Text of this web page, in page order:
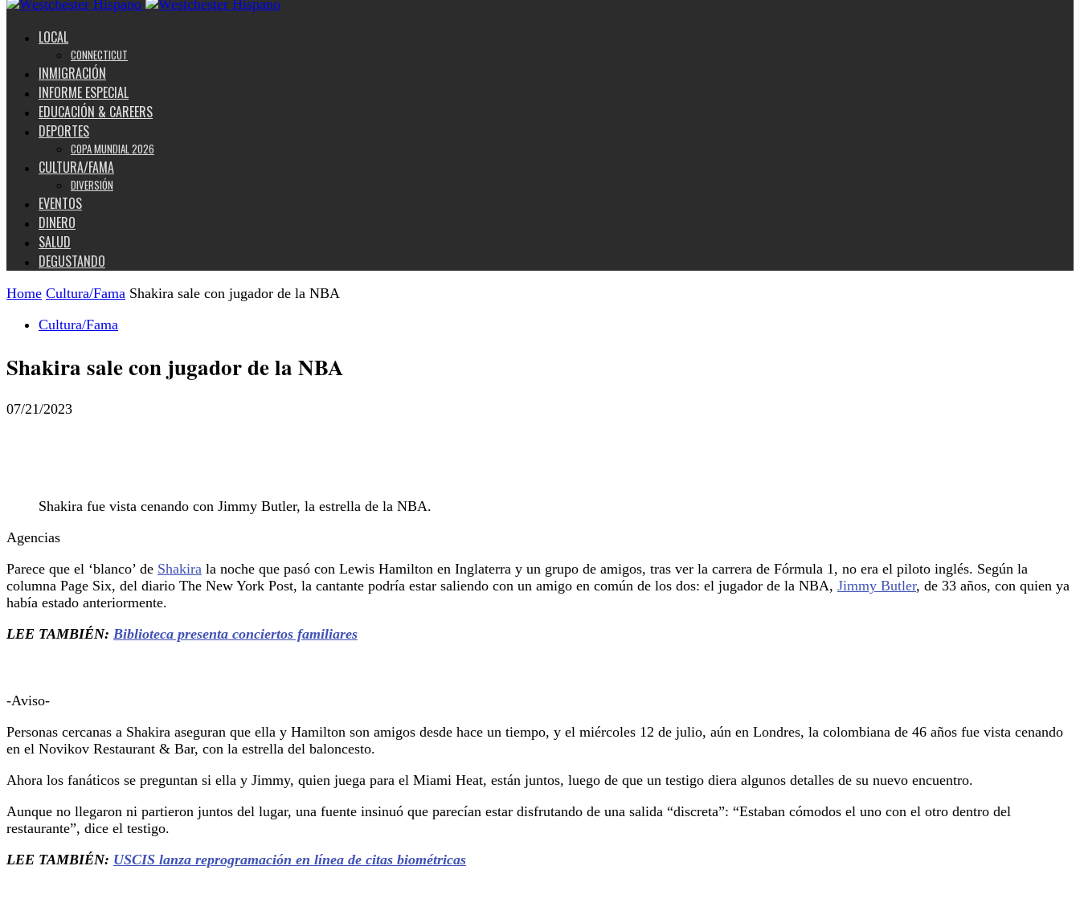
LOCAL
CONNECTICUT
INMIGRACIÓN
INFORME ESPECIAL
EDUCACIÓN & CAREERS
DEPORTES
COPA MUNDIAL 2026
CULTURA/FAMA
DIVERSIÓN
EVENTOS
DINERO
SALUD
DEGUSTANDO
Home Cultura/Fama Shakira sale con jugador de la NBA
Cultura/Fama
Shakira sale con jugador de la NBA
07/21/2023
Shakira fue vista cenando con Jimmy Butler, la estrella de la NBA.
Agencias
Parece que el ‘blanco’ de Shakira la noche que pasó con Lewis Hamilton en Inglaterra y un grupo de amigos, tras ver la carrera de Fórmula 1, no era el piloto inglés. Según la
columna Page Six, del diario The New York Post, la cantante podría estar saliendo con un amigo en común de los dos: el jugador de la NBA, Jimmy Butler, de 33 años, con quien ya
había estado anteriormente.
LEE TAMBIÉN: Biblioteca presenta conciertos familiares
-Aviso-
Personas cercanas a Shakira aseguran que ella y Hamilton son amigos desde hace un tiempo, y el miércoles 12 de julio, aún en Londres, la colombiana de 46 años fue vista cenando
en el Novikov Restaurant & Bar, con la estrella del baloncesto.
Ahora los fanáticos se preguntan si ella y Jimmy, quien juega para el Miami Heat, están juntos, luego de que un testigo diera algunos detalles de su nuevo encuentro.
Aunque no llegaron ni partieron juntos del lugar, una fuente insinuó que parecían estar disfrutando de una salida “discreta”: “Estaban cómodos el uno con el otro dentro del
restaurante”, dice el testigo.
LEE TAMBIÉN: USCIS lanza reprogramación en línea de citas biométricas